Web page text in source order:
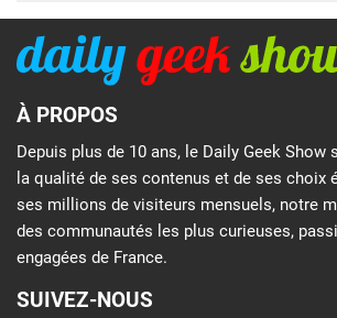
À PROPOS
Depuis plus de 10 ans, le Daily Geek Show
la qualité de ses contenus et de ses choix
ses millions de visiteurs mensuels, notre
des communautés les plus curieuses,
engagées de France.
SUIVEZ-NOUS